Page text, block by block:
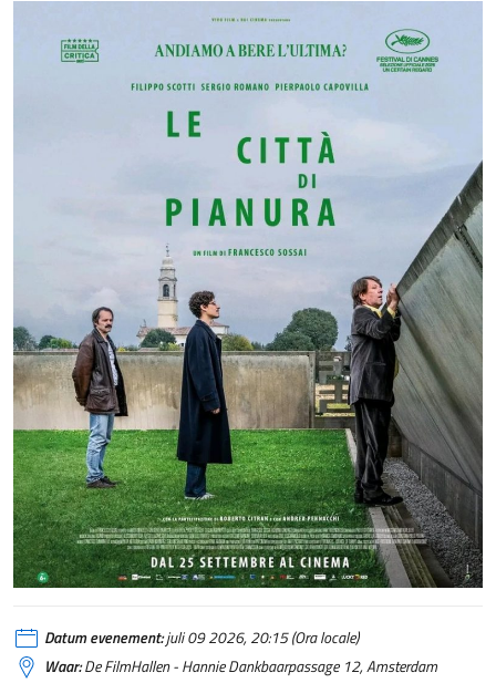
Datum evenement:juli 09 2026, 20:15 (Ora locale)
Waar:De FilmHallen - Hannie Dankbaarpassage 12, Amsterdam